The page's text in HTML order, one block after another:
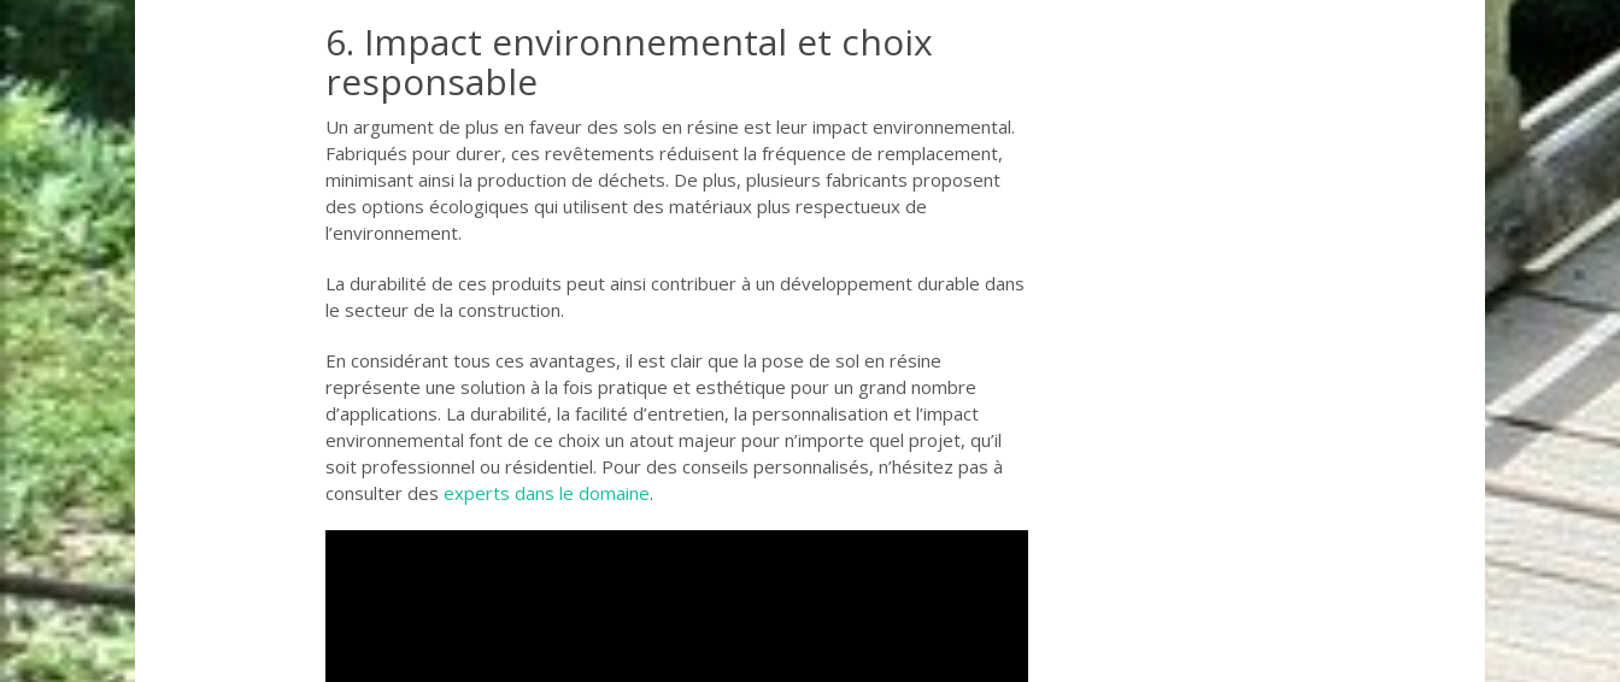
6. Impact environnemental et choix
responsable
Un argument de plus en faveur des sols en résine est leur impact environnemental.
Fabriqués pour durer, ces revêtements réduisent la fréquence de remplacement,
minimisant ainsi la production de déchets. De plus, plusieurs fabricants proposent
des options écologiques qui utilisent des matériaux plus respectueux de
l’environnement.
La durabilité de ces produits peut ainsi contribuer à un développement durable dans
le secteur de la construction.
En considérant tous ces avantages, il est clair que la pose de sol en résine
représente une solution à la fois pratique et esthétique pour un grand nombre
d’applications. La durabilité, la facilité d’entretien, la personnalisation et l’impact
environnemental font de ce choix un atout majeur pour n’importe quel projet, qu’il
soit professionnel ou résidentiel. Pour des conseils personnalisés, n’hésitez pas à
consulter des experts dans le domaine.